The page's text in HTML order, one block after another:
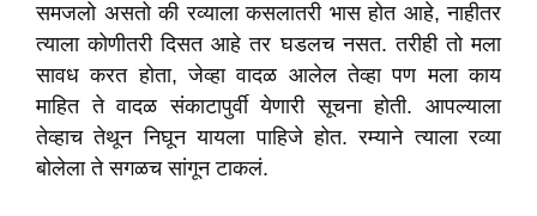
समजलो असतो की रव्याला कसलातरी भास होत आहे, नाहीतर
त्याला कोणीतरी दिसत आहे तर घडलच नसत. तरीही तो मला
सावध करत होता, जेव्हा वादळ आलेल तेव्हा पण मला काय
माहित ते वादळ संकाटापुर्वी येणारी सूचना होती. आपल्याला
तेव्हाच तेथून निघून यायला पाहिजे होत. रम्याने त्याला रव्या
बोलेला ते सगळच सांगून टाकलं.